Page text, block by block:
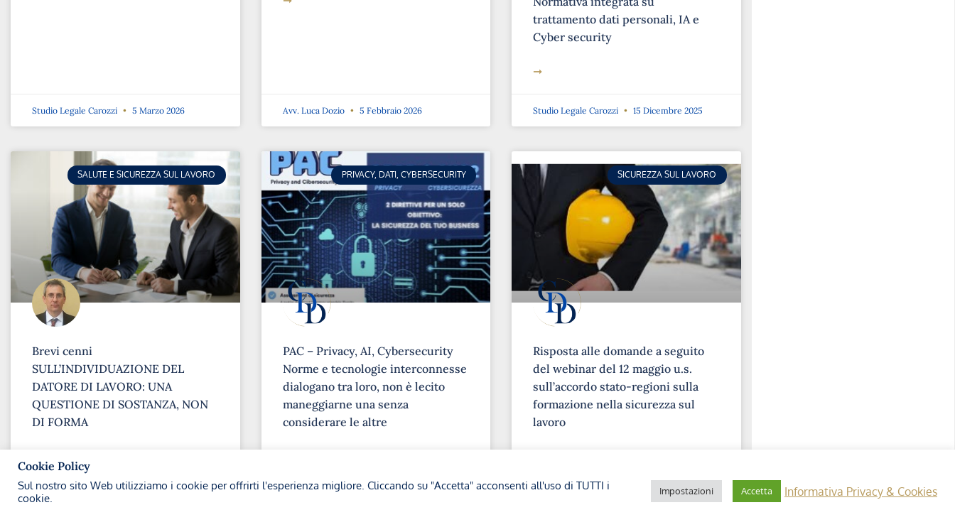
Studio Legale Carozzi 5 Marzo 2026 Avv. Luca Dozio 5 Febbraio 2026
trattamento dati personali, IA e
Cyber security
➞
Studio Legale Carozzi 15 Dicembre 2025
SALUTE E SICUREZZA SUL LAVORO
Brevi cenni
SULL’INDIVIDUAZIONE DEL
DATORE DI LAVORO: UNA
QUESTIONE DI SOSTANZA, NON
DI FORMA
Avv. Luca Dozio
PRIVACY, DATI, CYBERSECURITY
PAC – Privacy, AI, Cybersecurity
Norme e tecnologie interconnesse
dialogano tra loro, non è lecito
maneggiarne una senza
considerare le altre
SICUREZZA SUL LAVORO
Risposta alle domande a seguito
del webinar del 12 maggio u.s.
sull’accordo stato-regioni sulla
formazione nella sicurezza sul
lavoro
22 Maggio 2025
Cookie Policy
Sul nostro sito Web utilizziamo i cookie per offrirti l'esperienza migliore. Cliccando su "Accetta" acconsenti all'uso di TUTTI i
cookie.
Impostazioni Accetta Informativa Privacy & Cookies